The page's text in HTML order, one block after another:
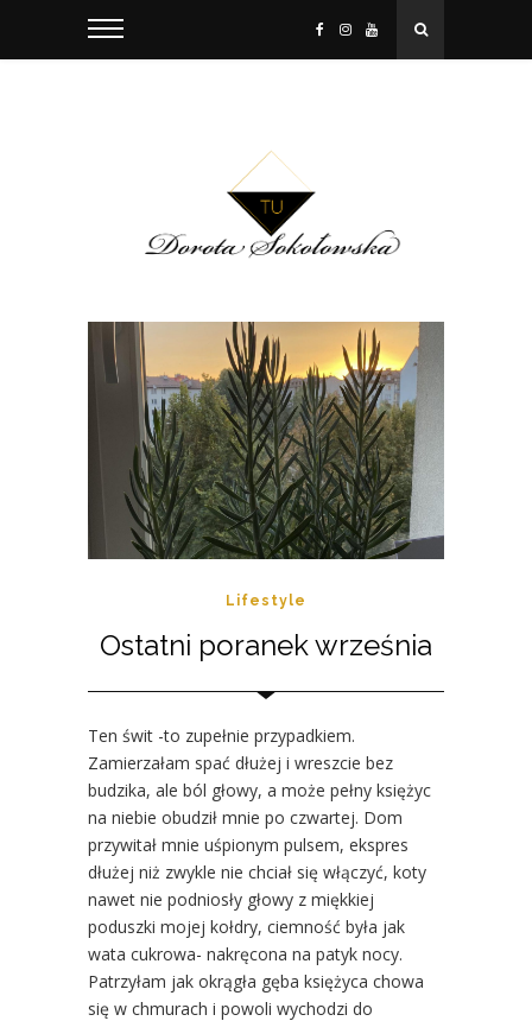
Lifestyle
Ostatni poranek września
Ten świt -to zupełnie przypadkiem.
Zamierzałam spać dłużej i wreszcie bez
budzika, ale ból głowy, a może pełny księżyc
na niebie obudził mnie po czwartej. Dom
przywitał mnie uśpionym pulsem, ekspres
dłużej niż zwykle nie chciał się włączyć, koty
nawet nie podniosły głowy z miękkiej
poduszki mojej kołdry, ciemność była jak
wata cukrowa- nakręcona na patyk nocy.
Patrzyłam jak okrągła gęba księżyca chowa
się w chmurach i powoli wychodzi do